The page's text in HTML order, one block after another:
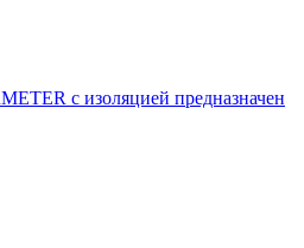
с изоляцией предназначен